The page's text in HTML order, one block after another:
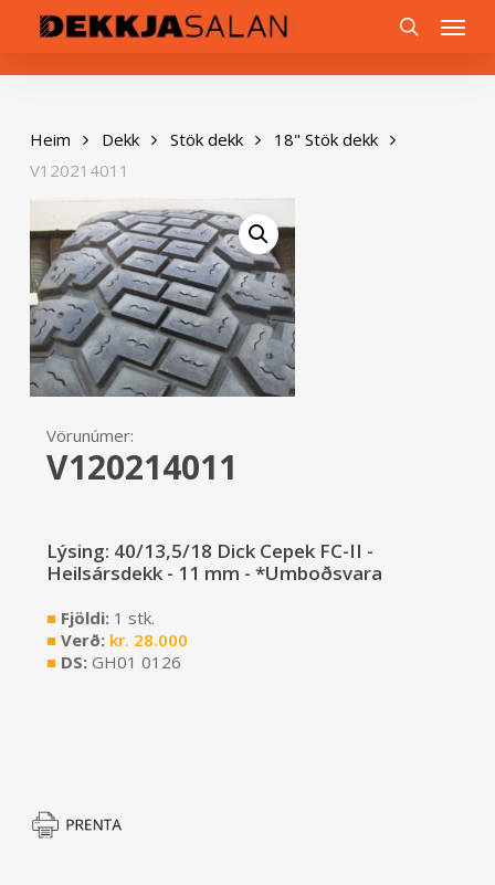
content
Menu
Heim Dekk Stök dekk
18" Stök dekk
V120214011
Vörunúmer:
V120214011
Lýsing: 40/13,5/18 Dick Cepek FC-II -
Heilsársdekk - 11 mm - *Umboðsvara
■Fjöldi: 1 stk.
■Verð: kr. 28.000
■DS: GH01 0126